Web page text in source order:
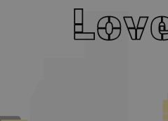
Lov
Lov